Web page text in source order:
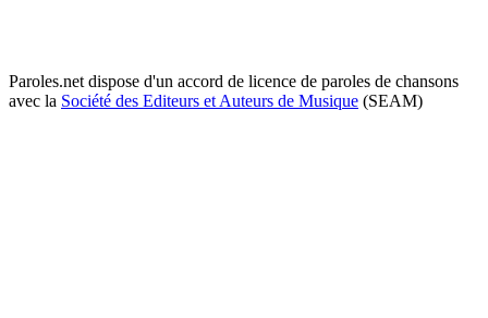
Paroles.net dispose d'un accord de licence de paroles de chansons
avec la Société des Editeurs et Auteurs de Musique (SEAM)